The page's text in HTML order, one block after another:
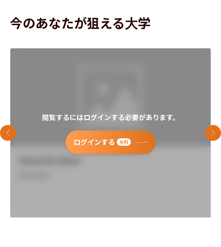
今のあなたが狙える大学
閲覧するにはログインする必要があります。
ログインする 無料
前のスライド 次